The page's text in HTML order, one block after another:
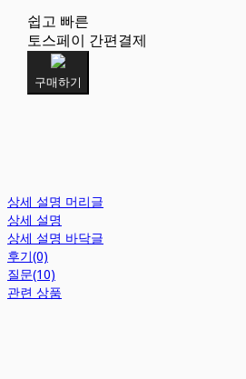
쉽고 빠른
토스페이 간편결제
구매하기
상세 설명 머리글
상세 설명
상세 설명 바닥글
후기(0)
질문(10)
관련 상품